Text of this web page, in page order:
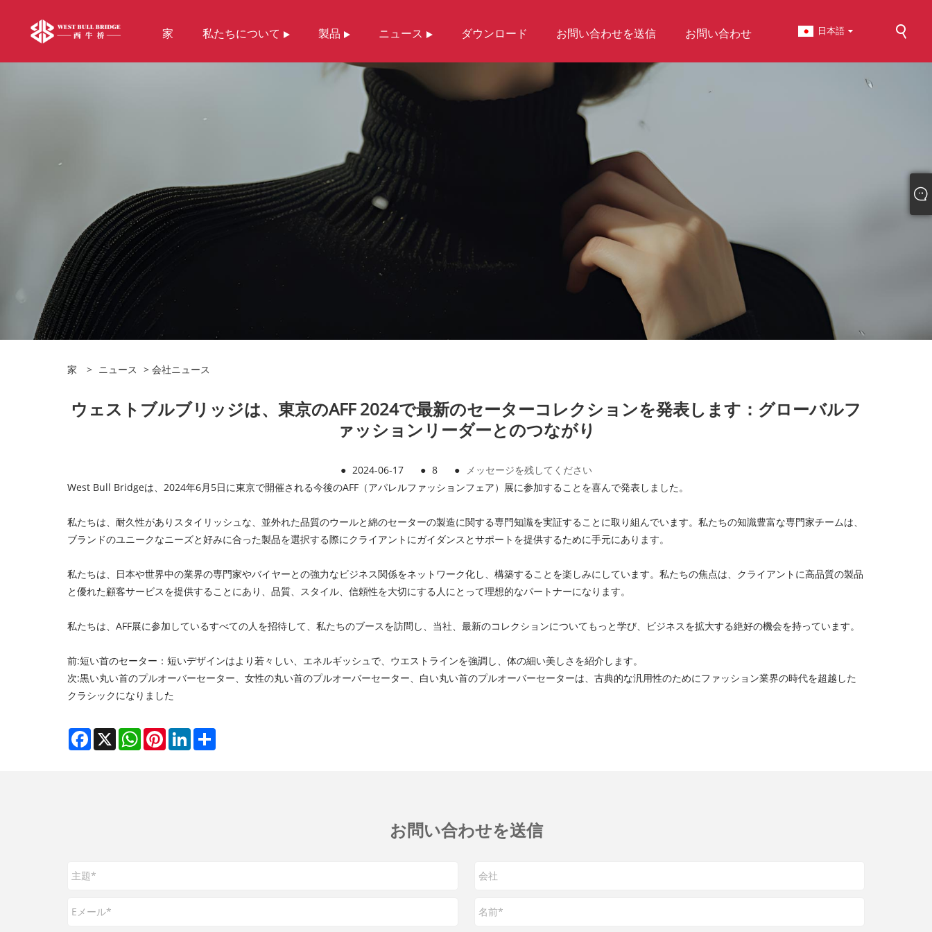
家 私たちについて 製品 ニュース ダウンロード お問い合わせを送信 お問い合わせ 日本語
家 > ニュース > 会社ニュース
ウェストブルブリッジは、東京のAFF 2024で最新のセーターコレクションを発表します：グローバルフ
ァッションリーダーとのつながり
● 2024-06-17 ● 8 ● メッセージを残してください
West Bull Bridgeは、2024年6月5日に東京で開催される今後のAFF（アパレルファッションフェア）展に参加することを喜んで発表しました。
私たちは、耐久性がありスタイリッシュな、並外れた品質のウールと綿のセーターの製造に関する専門知識を実証することに取り組んでいます。私たちの知識豊富な専門家チームは、
ブランドのユニークなニーズと好みに合った製品を選択する際にクライアントにガイダンスとサポートを提供するために手元にあります。
私たちは、日本や世界中の業界の専門家やバイヤーとの強力なビジネス関係をネットワーク化し、構築することを楽しみにしています。私たちの焦点は、クライアントに高品質の製品
と優れた顧客サービスを提供することにあり、品質、スタイル、信頼性を大切にする人にとって理想的なパートナーになります。
私たちは、AFF展に参加しているすべての人を招待して、私たちのブースを訪問し、当社、最新のコレクションについてもっと学び、ビジネスを拡大する絶好の機会を持っています。
前:短い首のセーター：短いデザインはより若々しい、エネルギッシュで、ウエストラインを強調し、体の細い美しさを紹介します。
次:黒い丸い首のプルオーバーセーター、女性の丸い首のプルオーバーセーター、白い丸い首のプルオーバーセーターは、古典的な汎用性のためにファッション業界の時代を超越した
クラシックになりました
Facebook
X WhatsAppPinterestLinkedIn
お問い合わせを送信